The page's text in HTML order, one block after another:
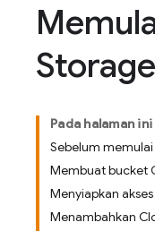
Pada halaman ini
Sebelum memulai
Membuat bucket
Menyiapkan
Menambahkan